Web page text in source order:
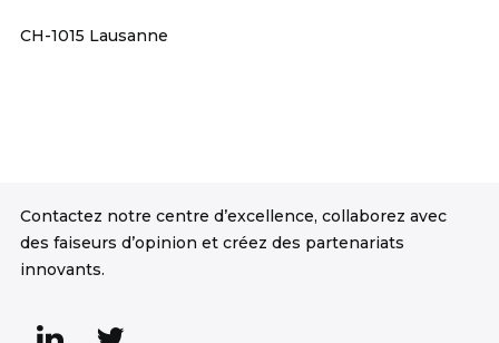
CH-1015 Lausanne
Contactez notre centre d’excellence, collaborez avec
des faiseurs d’opinion et créez des partenariats
innovants.